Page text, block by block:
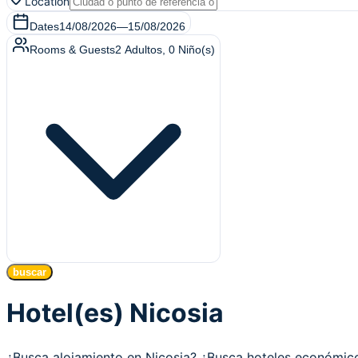
Dates14/08/2026—15/08/2026
Rooms & Guests2 Adultos 0 Niño(s)
buscar
Hotel(es) Nicosia